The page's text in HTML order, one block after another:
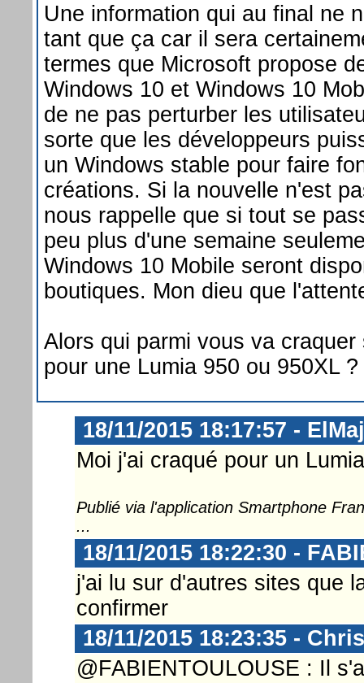
Une information qui au final ne
tant que ça car il sera
termes que Microsoft propose
Windows 10 et Windows 10
de ne pas perturber les
sorte que les développeurs
un Windows stable pour faire
créations. Si la nouvelle n'est
nous rappelle que si tout se
peu plus d'une semaine
Windows 10 Mobile seront
boutiques. Mon dieu que
Alors qui parmi vous va craquer
pour une Lumia 950 ou 950XL ?
18/11/2015 18:17:57 -
Moi j'ai craqué pour un
Publié via l'application Smartphone
...
18/11/2015 18:22:30 -
j'ai lu sur d'autres sites que
confirmer
18/11/2015 18:23:35 -
@FABIENTOULOUSE : Il